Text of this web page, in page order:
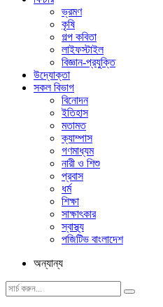
ভ্রমণ
কৃষি
গল্প ক‌বিতা
লাইফস্টাইল
বিজ্ঞান-প্রযুক্তি
উদ্যোক্তা
সকল বিভাগ
বিনোদন
ইতিহাস
মতামত
ক্যাম্পাস
গণমাধ্যম
নারী ও শিশু
প্রবাস
ধর্ম
শিক্ষা
সাক্ষাৎকার
স্বাস্থ্য
পজিটিভ বাংলাদেশ
অন্যান্য